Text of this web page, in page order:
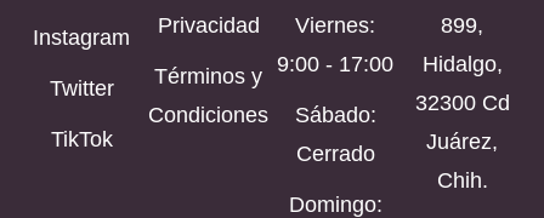
Instagram
Twitter
TikTok
Privacidad
Términos y
Condiciones
Viernes:
9:00 - 17:00
Sábado:
Cerrado
Domingo:
899,
Hidalgo,
32300 Cd
Juárez,
Chih.